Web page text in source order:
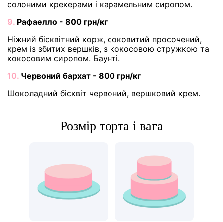
солоними крекерами і карамельним сиропом.
9. Рафаелло - 800 грн/кг
Ніжний бісквітний корж, соковитий просочений,
крем із збитих вершків, з кокосовою стружкою та
кокосовим сиропом. Баунті.
10. Червоний бархат - 800 грн/кг
Шоколадний бісквіт червоний, вершковий крем.
Розмір торта і вага